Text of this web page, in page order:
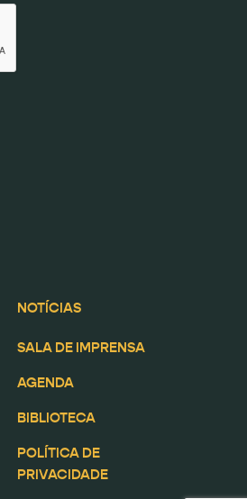
NOTÍCIAS
SALA DE IMPRENSA
AGENDA
BIBLIOTECA
POLÍTICA DE
PRIVACIDADE